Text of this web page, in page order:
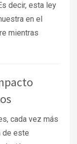
decir, esta ley
en el
mientras
cada vez más
de este